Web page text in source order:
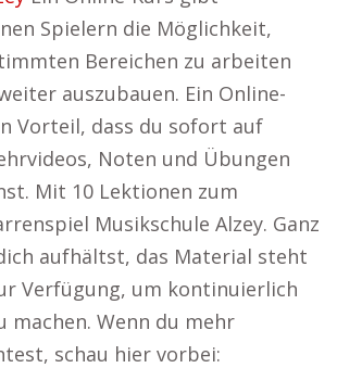
Spielern die Möglichkeit,
Bereichen zu arbeiten
auszubauen. Ein Online-
Vorteil, dass du sofort auf
Noten und Übungen
Mit 10 Lektionen zum
Musikschule Alzey. Ganz
aufhältst, das Material steht
Verfügung, um kontinuierlich
machen. Wenn du mehr
schau hier vorbei: